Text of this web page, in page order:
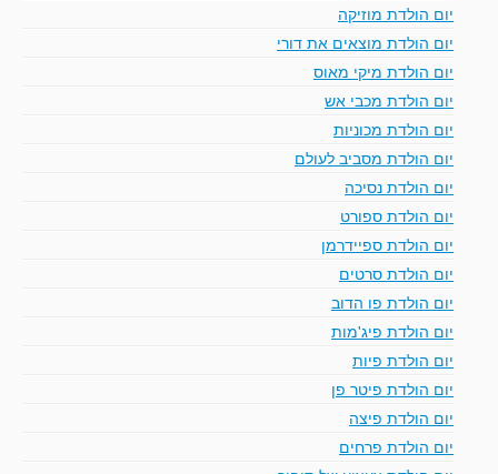
יום הולדת מוזיקה
יום הולדת מוצאים את דורי
יום הולדת מיקי מאוס
יום הולדת מכבי אש
יום הולדת מכוניות
יום הולדת מסביב לעולם
יום הולדת נסיכה
יום הולדת ספורט
יום הולדת ספיידרמן
יום הולדת סרטים
יום הולדת פו הדוב
יום הולדת פיג'מות
יום הולדת פיות
יום הולדת פיטר פן
יום הולדת פיצה
יום הולדת פרחים